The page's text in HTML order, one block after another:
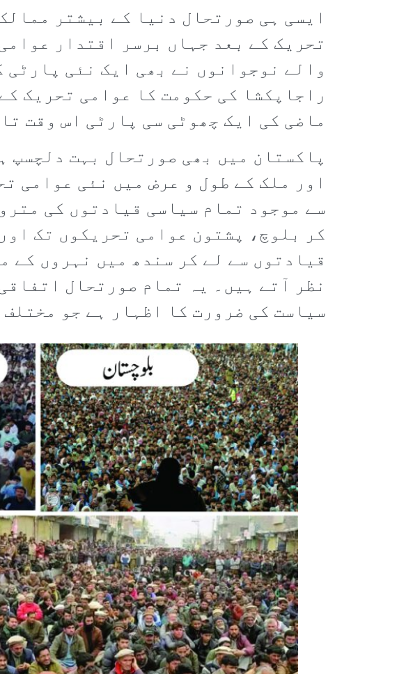
ایسی ہی صورتحال دنیا کے بیشتر
تحریک کے بعد جہاں برسر اقتدار
والے نوجوانوں نے بھی ایک نئی
راجاپکشا کی حکومت کا عوامی تحریک
ماضی کی ایک چھوٹی سی پارٹی اس وقت
پاکستان میں بھی صورتحال بہت دلچسپ
اور ملک کے طول و عرض میں نئی عوامی
سے موجود تمام سیاسی قیادتوں کی
کر بلوچ، پشتون عوامی تحریکوں تک
قیادتوں سے لے کر سندھ میں نہروں کے
نظر آتے ہیں۔ یہ تمام صورتحال
سیاست کی ضرورت کا اظہار ہے جو